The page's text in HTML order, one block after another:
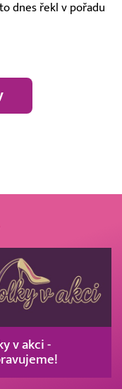
dnes řekl v pořadu
v akci -